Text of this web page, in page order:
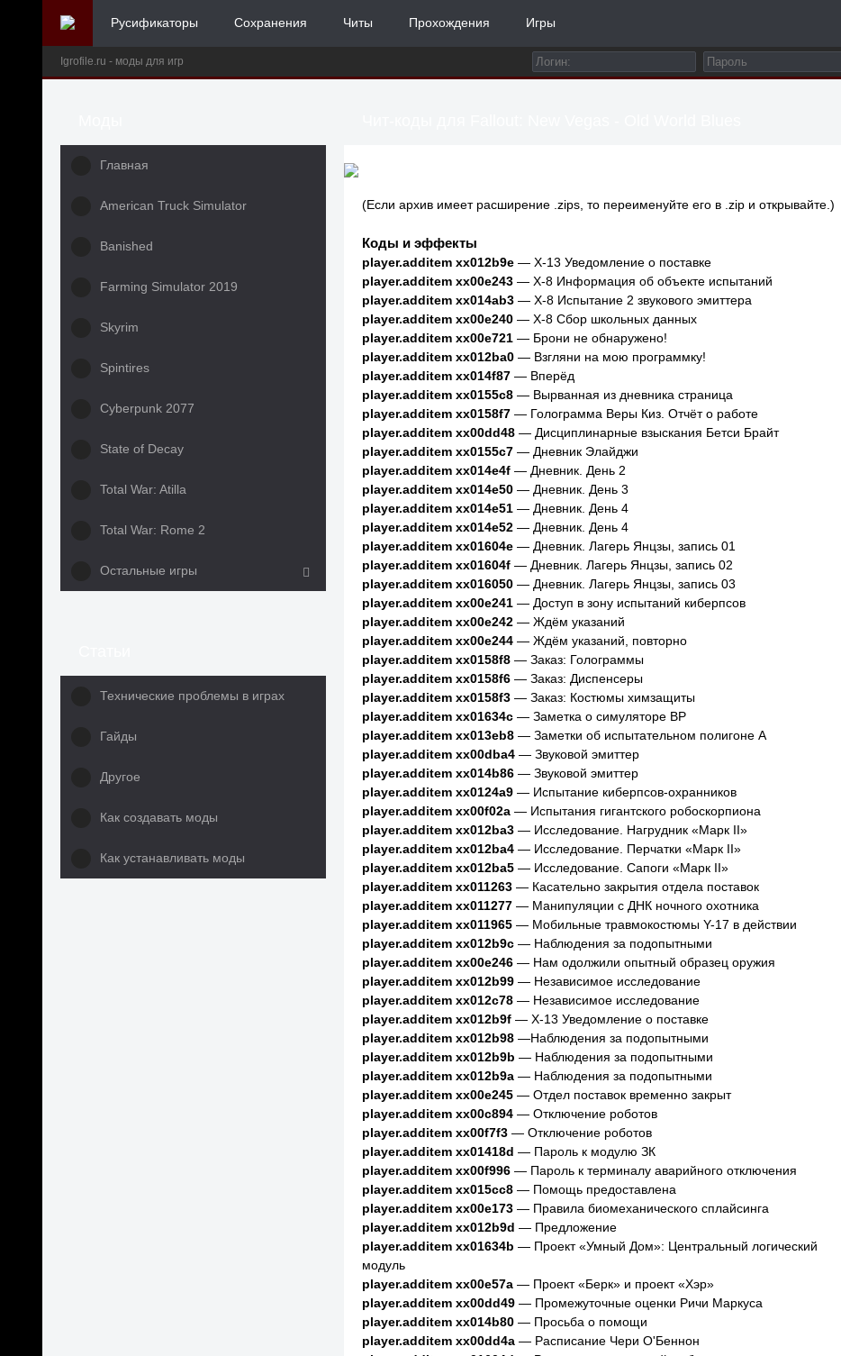
Русификаторы Сохранения Читы Прохождения Игры
Igrofile.ru - моды для игр
Главная
American Truck Simulator
Banished
Farming Simulator 2019
Skyrim
Spintires
Cyberpunk 2077
State of Decay
Total War: Atilla
Total War: Rome 2
Остальные игры
Технические проблемы в играх
Гайды
Другое
Как создавать моды
Как устанавливать моды
(Если архив имеет расширение .zips, то переименуйте его в .zip и открывайте.)
Коды и эффекты
player.additem xx012b9e — X-13 Уведомление о поставке
player.additem xx00e243 — X-8 Информация об объекте испытаний
player.additem xx014ab3 — X-8 Испытание 2 звукового эмиттера
player.additem xx00e240 — X-8 Сбор школьных данных
player.additem xx00e721 — Брони не обнаружено!
player.additem xx012ba0 — Взгляни на мою программку!
player.additem xx014f87 — Вперёд
player.additem xx0155c8 — Вырванная из дневника страница
player.additem xx0158f7 — Голограмма Веры Киз. Отчёт о работе
player.additem xx00dd48 — Дисциплинарные взыскания Бетси Брайт
player.additem xx0155c7 — Дневник Элайджи
player.additem xx014e4f — Дневник. День 2
player.additem xx014e50 — Дневник. День 3
player.additem xx014e51 — Дневник. День 4
player.additem xx014e52 — Дневник. День 4
player.additem xx01604e — Дневник. Лагерь Янцзы, запись 01
player.additem xx01604f — Дневник. Лагерь Янцзы, запись 02
player.additem xx016050 — Дневник. Лагерь Янцзы, запись 03
player.additem xx00e241 — Доступ в зону испытаний киберпсов
player.additem xx00e242 — Ждём указаний
player.additem xx00e244 — Ждём указаний, повторно
player.additem xx0158f8 — Заказ: Голограммы
player.additem xx0158f6 — Заказ: Диспенсеры
player.additem xx0158f3 — Заказ: Костюмы химзащиты
player.additem xx01634c — Заметка о симуляторе ВР
player.additem xx013eb8 — Заметки об испытательном полигоне А
player.additem xx00dba4 — Звуковой эмиттер
player.additem xx014b86 — Звуковой эмиттер
player.additem xx0124a9 — Испытание киберпсов-охранников
player.additem xx00f02a — Испытания гигантского робоскорпиона
player.additem xx012ba3 — Исследование. Нагрудник «Марк II»
player.additem xx012ba4 — Исследование. Перчатки «Марк II»
player.additem xx012ba5 — Исследование. Сапоги «Марк II»
player.additem xx011263 — Касательно закрытия отдела поставок
player.additem xx011277 — Манипуляции с ДНК ночного охотника
player.additem xx011965 — Мобильные травмокостюмы Y-17 в действии
player.additem xx012b9c — Наблюдения за подопытными
player.additem xx00e246 — Нам одолжили опытный образец оружия
player.additem xx012b99 — Независимое исследование
player.additem xx012c78 — Независимое исследование
player.additem xx012b9f — X-13 Уведомление о поставке
player.additem xx012b98 —Наблюдения за подопытными
player.additem xx012b9b — Наблюдения за подопытными
player.additem xx012b9a — Наблюдения за подопытными
player.additem xx00e245 — Отдел поставок временно закрыт
player.additem xx00c894 — Отключение роботов
player.additem xx00f7f3 — Отключение роботов
player.additem xx01418d — Пароль к модулю ЗК
player.additem xx00f996 — Пароль к терминалу аварийного отключения
player.additem xx015cc8 — Помощь предоставлена
player.additem xx00e173 — Правила биомеханического сплайсинга
player.additem xx012b9d — Предложение
player.additem xx01634b — Проект «Умный Дом»: Центральный логический
модуль
player.additem xx00e57a — Проект «Берк» и проект «Хэр»
player.additem xx00dd49 — Промежуточные оценки Ричи Маркуса
player.additem xx014b80 — Просьба о помощи
player.additem xx00dd4a — Расписание Чери О'Беннон